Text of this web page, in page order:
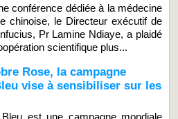
conférence dédiée à la médecine
chinoise, le Directeur exécutif de
Pr Lamine Ndiaye, a plaidé
scientifique plus...
Rose, la campagne
vise à sensibiliser sur les
est une campagne mondiale